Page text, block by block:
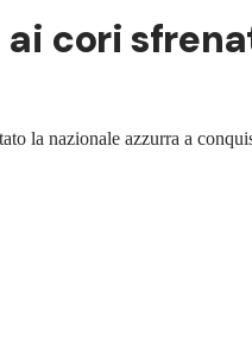
cori
la nazionale azzurra a